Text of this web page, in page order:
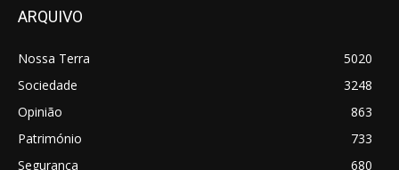
ARQUIVO
Nossa Terra
5020
Sociedade
3248
Opinião
863
Património
733
Segurança
680